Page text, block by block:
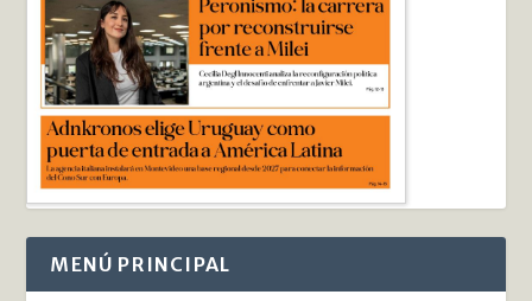
MENÚ PRINCIPAL